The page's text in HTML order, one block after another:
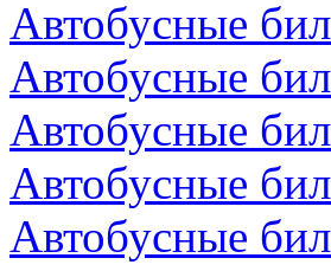
Автобусные
Автобусные
Автобусные
Автобусные
Автобусные